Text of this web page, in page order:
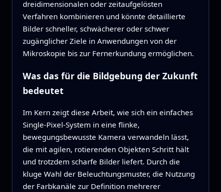
dreidimensionalen oder zeitaufgelösten
Verfahren kombinieren und könnte detaillierte
Bilder schneller, schwächerer oder schwer
zugänglicher Ziele in Anwendungen von der
Mikroskopie bis zur Fernerkundung ermöglichen.
Was das für die Bildgebung der Zukunft
bedeutet
Im Kern zeigt diese Arbeit, wie sich ein einfaches
Single‑Pixel‑System in eine flinke,
bewegungsbewusste Kamera verwandeln lässt,
die mit agilen, rotierenden Objekten Schritt hält
und trotzdem scharfe Bilder liefert. Durch die
kluge Wahl der Beleuchtungsmuster, die Nutzung
der Farbkanäle zur Definition mehrerer